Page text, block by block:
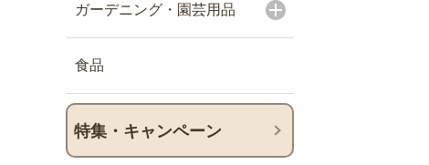
ガーデニング・園芸用品
食品
特集・キャンペーン